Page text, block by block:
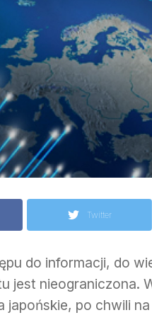
Twitter
do informacji, do
jest nieograniczona.
japońskie, po chwili